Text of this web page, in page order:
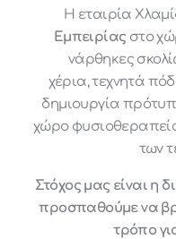
Η εταιρία
Εμπειρίας στο
νάρθηκες
χέρια, τεχνητά
δημιουργία
χώρο
των
Στόχος μας είναι η
προσπαθούμε να
τρόπο